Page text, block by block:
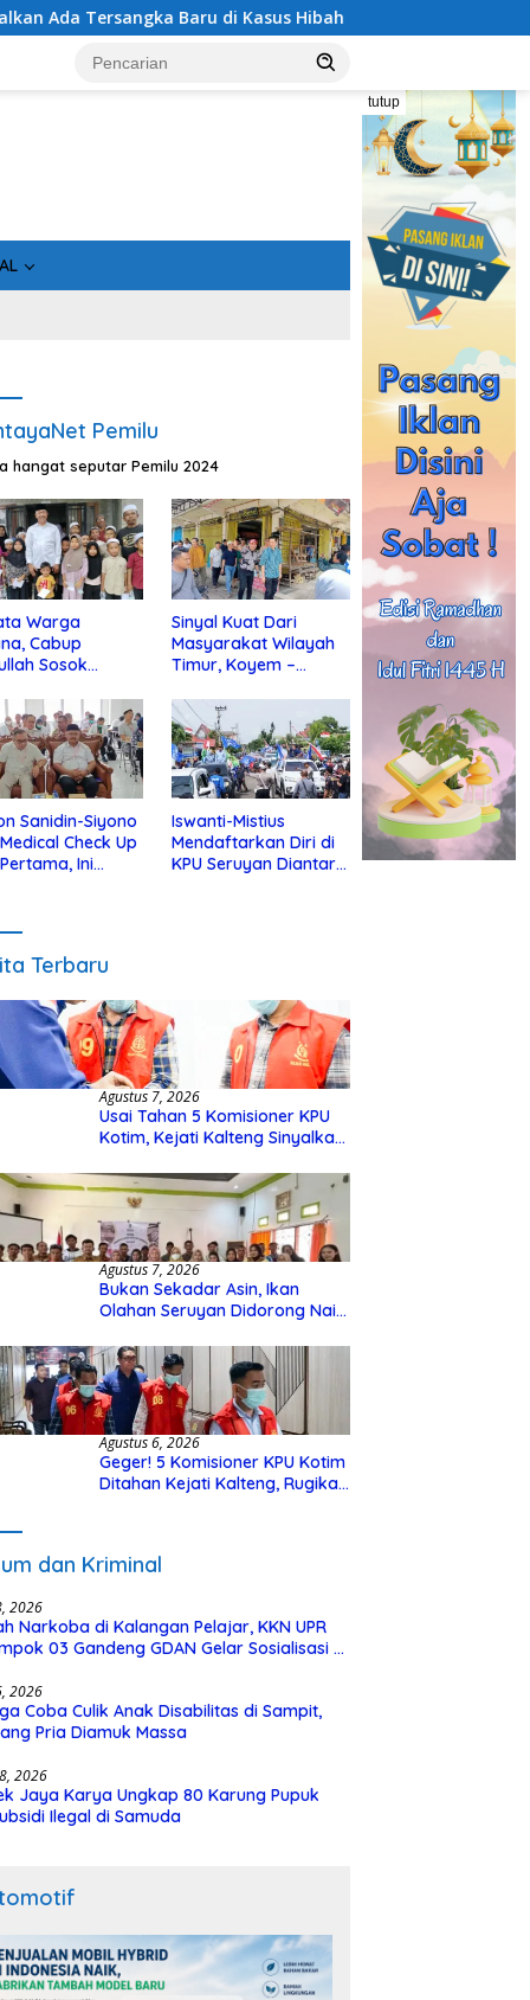
Baru di Kasus Hibah Rp40 Miliar
tutup
Pemilu
hangat seputar Pemilu 2024
Warga
Cabup
Sosok
Sinyal Kuat Dari
Masyarakat Wilayah
Timur, Koyem –
di Kotim
Sanidin-Siyono
Check Up
Ini
Iswanti-Mistius
Mendaftarkan Diri di
KPU Seruyan Diantar
Terbaru
Agustus 7, 2026
Usai Tahan 5 Komisioner KPU
Kotim, Kejati Kalteng Sinyalkan
Hibah Rp40 Miliar
Agustus 7, 2026
Bukan Sekadar Asin, Ikan
Olahan Seruyan Didorong Naik
Agustus 6, 2026
Geger! 5 Komisioner KPU Kotim
Ditahan Kejati Kalteng, Rugikan
dan Kriminal
2026
Narkoba di Kalangan Pelajar, KKN UPR
03 Gandeng GDAN Gelar Sosialisasi di
2026
Coba Culik Anak Disabilitas di Sampit,
Pria Diamuk Massa
2026
Jaya Karya Ungkap 80 Karung Pupuk
Ilegal di Samuda